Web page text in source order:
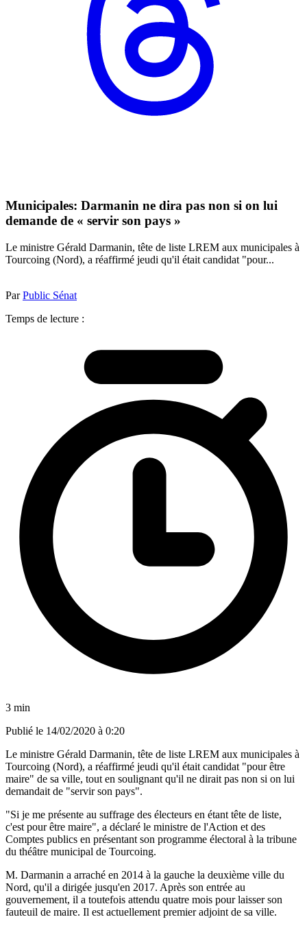
Municipales: Darmanin ne dira pas non si on lui
demande de « servir son pays »
Le ministre Gérald Darmanin, tête de liste LREM aux municipales à
Tourcoing (Nord), a réaffirmé jeudi qu'il était candidat "pour...
ParPublic Sénat
Temps de lecture :
3 min
Publié le 14/02/2020 à 0:20
Le ministre Gérald Darmanin, tête de liste LREM aux municipales à
Tourcoing (Nord), a réaffirmé jeudi qu'il était candidat "pour être
maire" de sa ville, tout en soulignant qu'il ne dirait pas non si on lui
demandait de "servir son pays".
"Si je me présente au suffrage des électeurs en étant tête de liste,
c'est pour être maire", a déclaré le ministre de l'Action et des
Comptes publics en présentant son programme électoral à la tribune
du théâtre municipal de Tourcoing.
M. Darmanin a arraché en 2014 à la gauche la deuxième ville du
Nord, qu'il a dirigée jusqu'en 2017. Après son entrée au
gouvernement, il a toutefois attendu quatre mois pour laisser son
fauteuil de maire. Il est actuellement premier adjoint de sa ville.